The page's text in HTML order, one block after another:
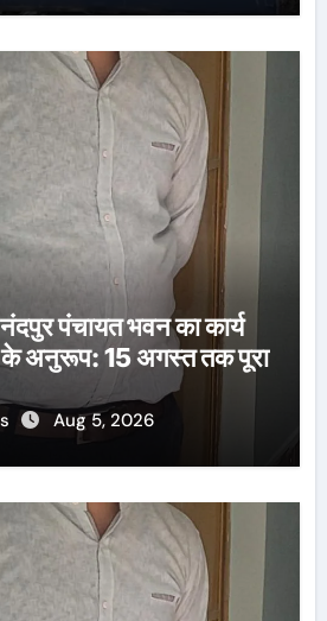
पंचायत भवन का कार्य
के अनुरूप: 15 अगस्त तक पूरा
Aug 5, 2026